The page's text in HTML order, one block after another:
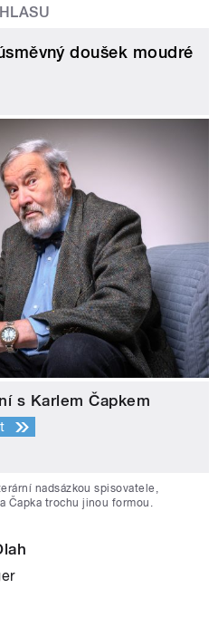
doušek moudré
s Karlem Čapkem
nadsázkou spisovatele,
Čapka trochu jinou formou.